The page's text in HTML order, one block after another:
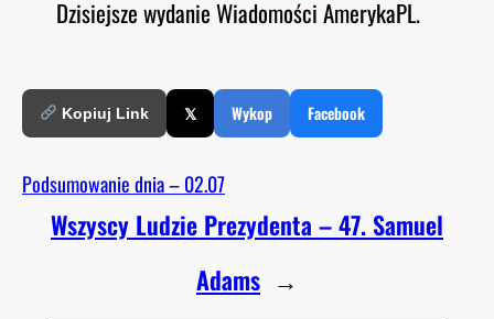
O
RSS FEED
Dzisiejsze wydanie Wiadomości AmerykaPL.
Kopiuj Link 𝕏 Wykop Facebook
Podsumowanie dnia – 02.07
Wszyscy Ludzie Prezydenta – 47. Samuel
Adams →